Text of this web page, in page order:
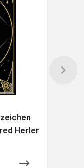
Herler